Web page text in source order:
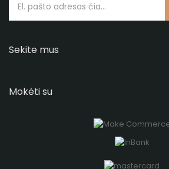
Sekite mus
Mokėti su